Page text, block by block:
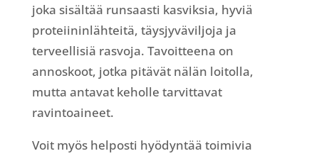
joka sisältää runsaasti kasviksia, hyviä
proteiininlähteitä, täysjyväviljoja ja
terveellisiä rasvoja. Tavoitteena on
annoskoot, jotka pitävät nälän loitolla,
mutta antavat keholle tarvittavat
ravintoaineet.
Voit myös helposti hyödyntää toimivia